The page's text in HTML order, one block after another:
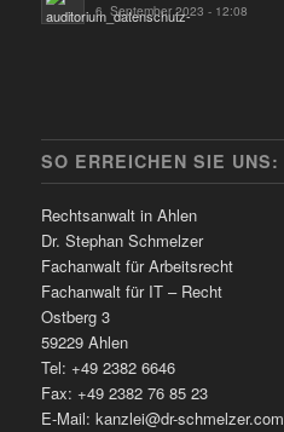
6. September 2023 - 12:08
SO ERREICHEN SIE UNS:
Rechtsanwalt in Ahlen
Dr. Stephan Schmelzer
Fachanwalt für Arbeitsrecht
Fachanwalt für IT – Recht
Ostberg 3
59229 Ahlen
Tel: +49 2382 6646
Fax: +49 2382 76 85 23
E-Mail: kanzlei@dr-schmelzer.com